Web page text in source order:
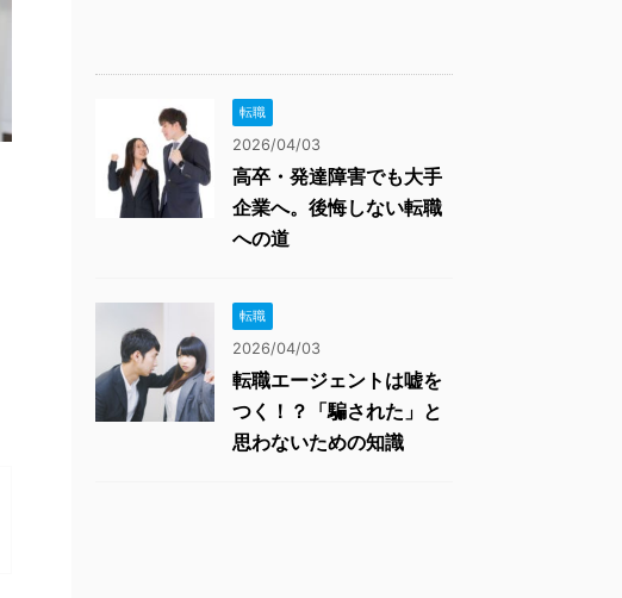
転職
2026/04/03
高卒・発達障害でも大手
企業へ。後悔しない転職
への道
転職
2026/04/03
転職エージェントは嘘を
つく！？「騙された」と
思わないための知識